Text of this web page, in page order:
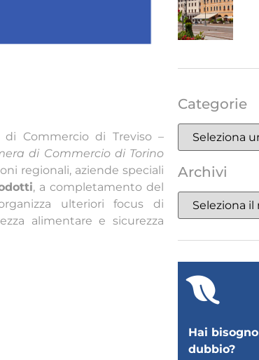
di Commercio di Treviso –
di Commercio di Torino
regionali, aziende speciali
, a completamento del
ulteriori focus di
alimentare e sicurezza
Categorie
Archivi
Hai
dubbio?